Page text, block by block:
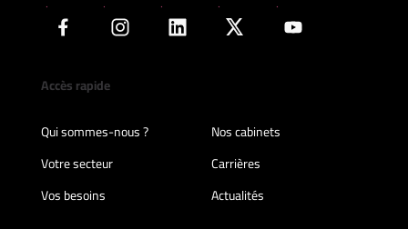
Accès rapide
Qui sommes-nous ?
Nos cabinets
Votre secteur
Carrières
Vos besoins
Actualités